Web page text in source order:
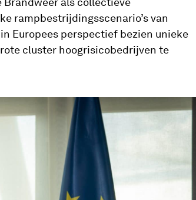
rampbestrijdingsscenario’s van
Europees perspectief bezien unieke
cluster hoogrisicobedrijven te